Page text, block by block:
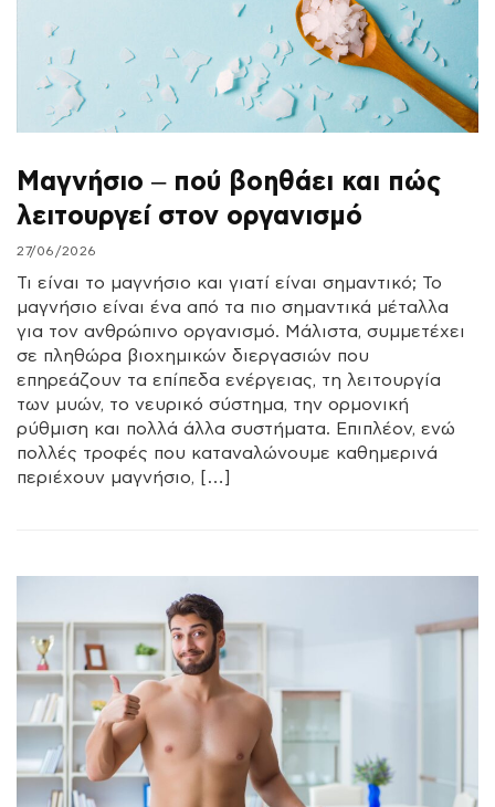
Μαγνήσιο – πού βοηθάει και πώς
λειτουργεί στον οργανισμό
27/06/2026
Τι είναι το μαγνήσιο και γιατί είναι σημαντικό; Το
μαγνήσιο είναι ένα από τα πιο σημαντικά μέταλλα
για τον ανθρώπινο οργανισμό. Μάλιστα, συμμετέχει
σε πληθώρα βιοχημικών διεργασιών που
επηρεάζουν τα επίπεδα ενέργειας, τη λειτουργία
των μυών, το νευρικό σύστημα, την ορμονική
ρύθμιση και πολλά άλλα συστήματα. Επιπλέον, ενώ
πολλές τροφές που καταναλώνουμε καθημερινά
περιέχουν μαγνήσιο, […]